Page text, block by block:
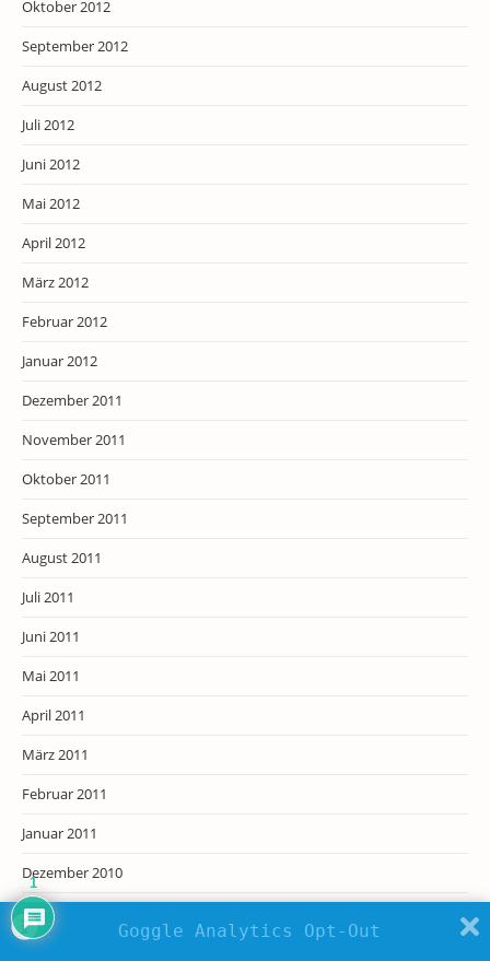
Oktober 2012
September 2012
August 2012
Juli 2012
Juni 2012
Mai 2012
April 2012
März 2012
Februar 2012
Januar 2012
Dezember 2011
November 2011
Oktober 2011
September 2011
August 2011
Juli 2011
Juni 2011
Mai 2011
April 2011
März 2011
Februar 2011
Januar 2011
Dezember 2010
November 2010
Oktober 2010
Goggle Analytics Opt-Out
1